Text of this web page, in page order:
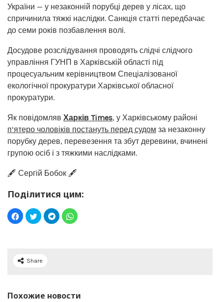
України — у незаконній порубці дерев у лісах, що
спричинила тяжкі наслідки. Санкція статті передбачає
до семи років позбавлення волі.
Досудове розслідування проводять слідчі слідчого
управління ГУНП в Харківській області під
процесуальним керівництвом Спеціалізованої
екологічної прокуратури Харківської обласної
прокуратури.
Як повідомляв Харків Times, у Харківському районі
п’ятеро чоловіків постануть перед судом за незаконну
порубку дерев, перевезення та збут деревини, вчинені
групою осіб і з тяжкими наслідками.
🖋️ Сергій Бобок 🖋️
Поділитися цим:
Share
Похожие новости